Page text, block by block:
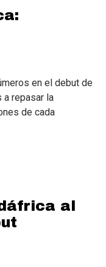
en el debut de
a repasar la
de cada
al